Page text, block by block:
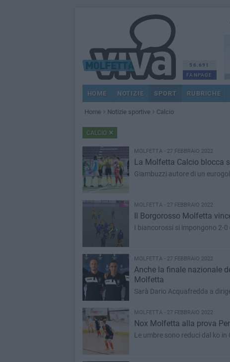
56.691
FANPAGE
HOME NOTIZIE SPORT RUBRICHE
Home Notizie sportive Calcio
CALCIO
MOLFETTA - 27 FEBBRAIO 2022
La Molfetta Calcio blocca
Giambuzzi autore di un
MOLFETTA - 27 FEBBRAIO 2022
Il Borgorosso Molfetta
I biancorossi si impongono 2-
MOLFETTA - 27 FEBBRAIO 2022
Anche la finale nazionale
Molfetta
Sarà Dario Acquafredda a
MOLFETTA - 27 FEBBRAIO 2022
Nox Molfetta alla prova
Le umbre sono reduci dal ko